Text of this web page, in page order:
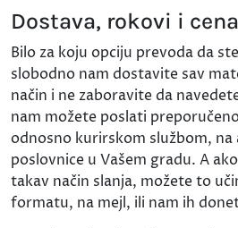
Dostava, rokovi i cena
Bilo za koju opciju prevoda da
slobodno nam dostavite sav
način i ne zaboravite da
nam možete poslati
odnosno kurirskom službom, na
poslovnice u Vašem gradu. A
takav način slanja, možete to
formatu, na mejl, ili nam ih